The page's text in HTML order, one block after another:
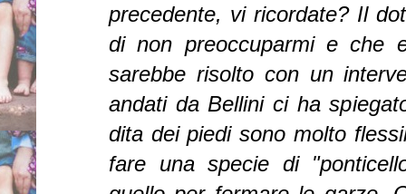
precedente, vi ricordate? Il
di non preoccuparmi e che
sarebbe risolto con un
andati da Bellini ci ha
dita dei piedi sono molto
fare una specie di